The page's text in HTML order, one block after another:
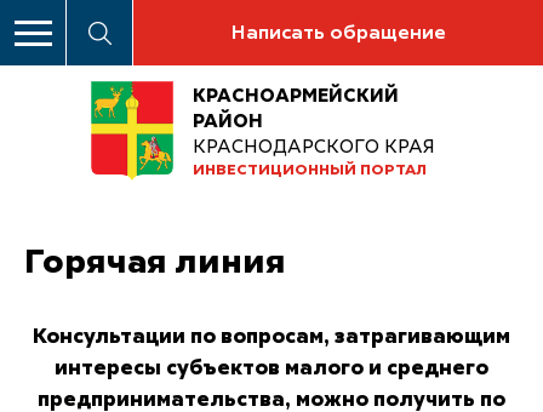
Написать обращение
КРАСНОАРМЕЙСКИЙ
РАЙОН
КРАСНОДАРСКОГО КРАЯ
ИНВЕСТИЦИОННЫЙ ПОРТАЛ
Горячая линия
Консультации по вопросам, затрагивающим
интересы субъектов малого и среднего
предпринимательства, можно получить по